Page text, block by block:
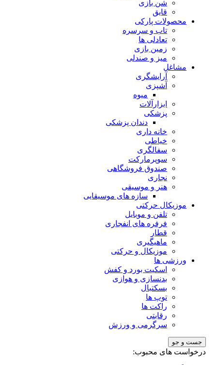
شن بازی
قایق
محصولات پارکی
تاب و سرسره
تعادلی ها
زمین بازی
میز و صندلی
مشاغل
آرایشگری
آشپزی
میوه
ابزارآلات
پزشکی
دندان پزشکی
خانه داری
خیاطی
سفالگری
سوپرمارکت
صندوق فروشگاهی
نجاری
هنر و موسیقی
سازه های موسیقایی
موزیکال حرکتی
تلفن و موبایل
فرفره های انفجاری
قطار
ماهیگیری
موزیکال و حرکتی
ورزشی ها
اسکیت بورد و کفش
بدنسازی و هوازی
بسکتبال
توپ ها
راکت ها
رقابتی
سرگرمی و ورزش
و جو
های محبوب: